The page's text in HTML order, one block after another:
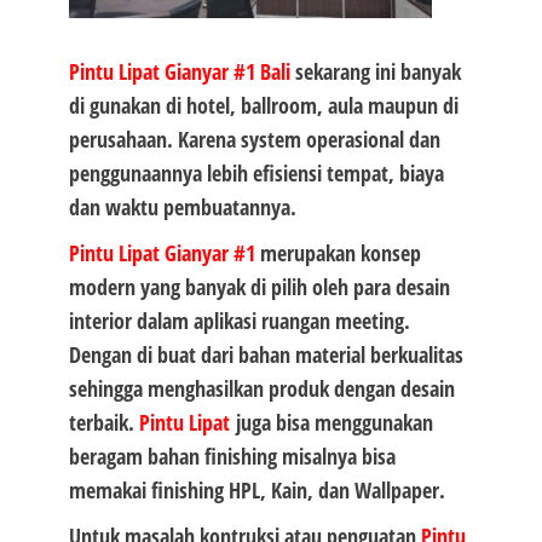
Pintu Lipat Gianyar #1 Balisekarang ini banyak
di gunakan di hotel, ballroom, aula maupun di
perusahaan. Karena system operasional dan
penggunaannya lebih efisiensi tempat, biaya
dan waktu pembuatannya.
Pintu Lipat Gianyar #1 merupakan konsep
modern yang banyak di pilih oleh para desain
interior dalam aplikasi ruangan meeting.
Dengan di buat dari bahan material berkualitas
sehingga menghasilkan produk dengan desain
terbaik. Pintu Lipatjuga bisa menggunakan
beragam bahan finishing misalnya bisa
memakai finishing HPL, Kain, dan Wallpaper.
Untuk masalah kontruksi atau penguatan Pintu